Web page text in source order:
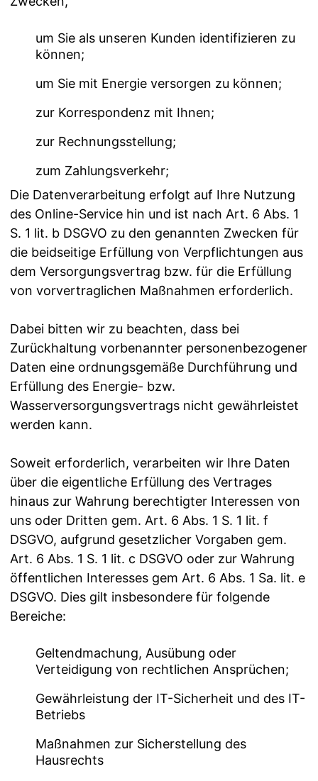
um Sie als unseren Kunden identifizieren zu
können;
um Sie mit Energie versorgen zu können;
zur Korrespondenz mit Ihnen;
zur Rechnungsstellung;
zum Zahlungsverkehr;
Die Datenverarbeitung erfolgt auf Ihre Nutzung
des Online-Service hin und ist nach Art. 6 Abs. 1
S. 1 lit. b DSGVO zu den genannten Zwecken für
die beidseitige Erfüllung von Verpflichtungen aus
dem Versorgungsvertrag bzw. für die Erfüllung
von vorvertraglichen Maßnahmen erforderlich.
Dabei bitten wir zu beachten, dass bei
Zurückhaltung vorbenannter personenbezogener
Daten eine ordnungsgemäße Durchführung und
Erfüllung des Energie- bzw.
Wasserversorgungsvertrags nicht gewährleistet
werden kann.
Soweit erforderlich, verarbeiten wir Ihre Daten
über die eigentliche Erfüllung des Vertrages
hinaus zur Wahrung berechtigter Interessen von
uns oder Dritten gem. Art. 6 Abs. 1 S. 1 lit. f
DSGVO, aufgrund gesetzlicher Vorgaben gem.
Art. 6 Abs. 1 S. 1 lit. c DSGVO oder zur Wahrung
öffentlichen Interesses gem Art. 6 Abs. 1 Sa. lit. e
DSGVO. Dies gilt insbesondere für folgende
Bereiche:
Geltendmachung, Ausübung oder
Verteidigung von rechtlichen Ansprüchen;
Gewährleistung der IT-Sicherheit und des IT-
Betriebs
Maßnahmen zur Sicherstellung des
Hausrechts